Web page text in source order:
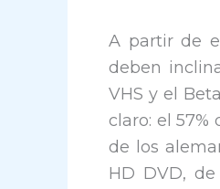
A partir de
deben
VHS y el
claro: el 57%
de los
HD DVD,